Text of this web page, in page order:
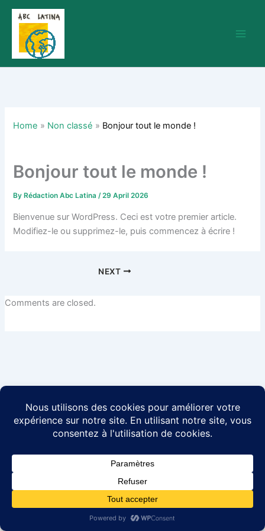
Skip
content
Home Non classé Bonjour tout le monde !
Bonjour tout le monde !
By Rédaction Abc Latina/29 April 2026
Bienvenue sur WordPress. Ceci est votre premier article.
Modifiez-le ou supprimez-le, puis commencez à écrire !
NEXT
Comments are closed.
Copyright © 2026 Abc-latina |